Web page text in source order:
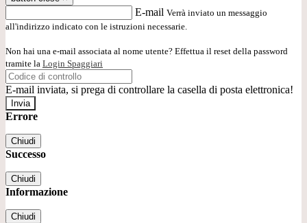
E-mail Verrà inviato un messaggio
all'indirizzo indicato con le istruzioni necessarie.
Non hai una e-mail associata al nome utente? Effettua il reset della password
tramite la Login Spaggiari
E-mail inviata, si prega di controllare la casella di posta elettronica!
Errore
Chiudi
Successo
Chiudi
Informazione
Chiudi